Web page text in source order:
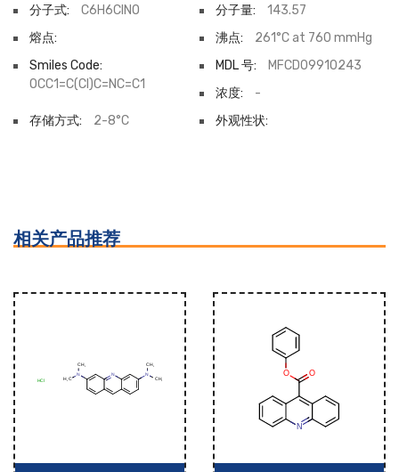
分子式:
C6H6ClNO 分子量:
143.57
熔点:
沸点:
261°C at 760 mmHg
Smiles Code:
OCC1=C(Cl)C=NC=C1
MDL 号:
MFCD09910243
浓度:
-
存储方式:
2-8°C 外观性状:
相关产品推荐